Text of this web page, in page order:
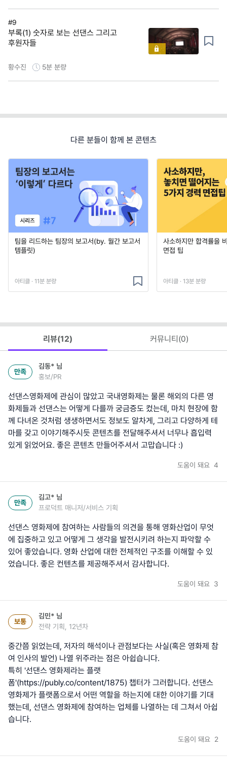
#9
부록(1) 숫자로 보는 선댄스 그리고
후원자들
황수진 5분 분량
다른 분들이 함께 본 콘텐츠
팀을 리드하는 팀장의 보고서(by. 월간 보고서
템플릿)
아티클 · 11분 분량
사소하지만 합격률을
면접 팁
아티클 · 13분 분량
리뷰(12) 커뮤니티(0)
만족
김동* 님
홍보/PR
선댄스영화제에 관심이 많았고 국내영화제는 물론 해외의 다른 영
화제들과 선댄스는 어떻게 다를까 궁금증도 컸는데, 마치 현장에 함
께 다녀온 것처럼 생생하면서도 정보도 알차게, 그리고 다양하게 테
마를 갖고 이야기해주시듯 콘텐츠를 전달해주셔서 너무나 흡입력
있게 읽었어요. 좋은 콘텐츠 만들어주셔서 고맙습니다 :)
도움이 돼요 4
만족
김고* 님
프로덕트 매니저/서비스 기획
선댄스 영화제에 참여하는 사람들의 의견을 통해 영화산업이 무엇
에 집중하고 있고 어떻게 그 생각을 발전시키려 하는지 파악할 수
있어 좋았습니다. 영화 산업에 대한 전체적인 구조를 이해할 수 있
었습니다. 좋은 컨텐츠를 제공해주셔서 감사합니다.
도움이 돼요 3
보통
김민* 님
전략 기획, 12년차
중간쯤 읽었는데, 저자의 해석이나 관점보다는 사실(혹은 영화제 참
여 인사의 발언) 나열 위주라는 점은 아쉽습니다.
특히 '선댄스 영화제라는 플랫
폼'(https://publy.co/content/1875) 챕터가 그러합니다. 선댄스
영화제가 플랫폼으로서 어떤 역할을 하는지에 대한 이야기를 기대
했는데, 선댄스 영화제에 참여하는 업체를 나열하는 데 그쳐서 아쉽
습니다.
도움이 돼요 2